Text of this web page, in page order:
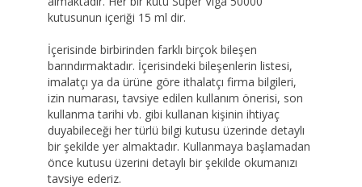
kutusunun içeriği 15 ml dir.
İçerisinde birbirinden farklı birçok bileşen
barındırmaktadır. İçerisindeki bileşenlerin listesi,
imalatçı ya da ürüne göre ithalatçı firma bilgileri,
izin numarası, tavsiye edilen kullanım önerisi, son
kullanma tarihi vb. gibi kullanan kişinin ihtiyaç
duyabileceği her türlü bilgi kutusu üzerinde detaylı
bir şekilde yer almaktadır. Kullanmaya başlamadan
önce kutusu üzerini detaylı bir şekilde okumanızı
tavsiye ederiz.